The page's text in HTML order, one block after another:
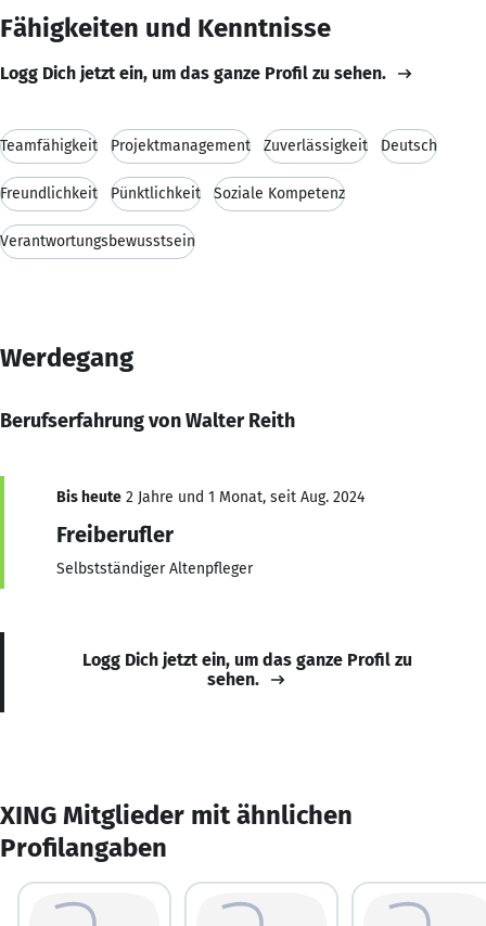
Fähigkeiten und Kenntnisse
Logg Dich jetzt ein, um das ganze Profil zu sehen.
Teamfähigkeit Projektmanagement Zuverlässigkeit Deutsch
Freundlichkeit Pünktlichkeit Soziale Kompetenz
Verantwortungsbewusstsein
Werdegang
Berufserfahrung von Walter Reith
Bis heute 2 Jahre und 1 Monat, seit Aug. 2024
Freiberufler
Selbstständiger Altenpfleger
Logg Dich jetzt ein, um das ganze Profil zu
sehen.
XING Mitglieder mit ähnlichen
Profilangaben